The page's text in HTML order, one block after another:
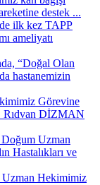
destek ...
ilk kez TAPP
ameliyatı
“Doğal Olan
hastanemizin
Görevine
Rıdvan DİZMAN
Doğum Uzman
Hastalıkları ve
Hekimimiz